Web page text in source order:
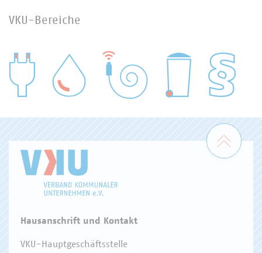
VKU-Bereiche
WASSER/ABWASSER
Zum
Hausanschrift und Kontakt
VKU-Hauptgeschäftsstelle